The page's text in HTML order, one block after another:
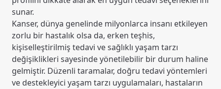
sunar.
Kanser, dünya genelinde milyonlarca insanı etkileyen
zorlu bir hastalık olsa da, erken teşhis,
kişiselleştirilmiş tedavi ve sağlıklı yaşam tarzı
değişiklikleri sayesinde yönetilebilir bir durum haline
gelmiştir. Düzenli taramalar, doğru tedavi yöntemleri
ve destekleyici yaşam tarzı uygulamaları, hastaların